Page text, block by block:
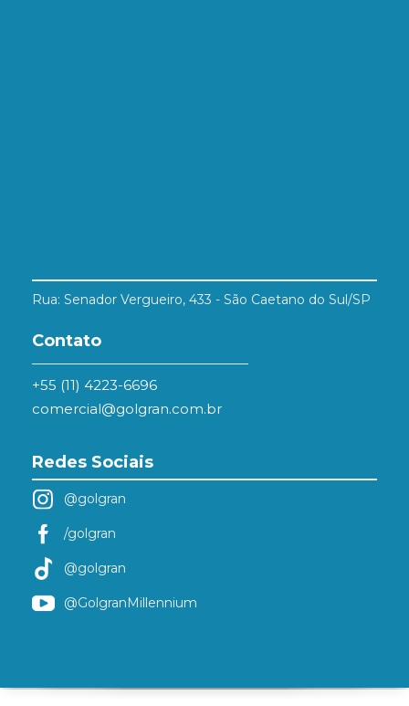
Rua: Senador Vergueiro, 433 - São Caetano do Sul/SP
Contato
+55 (11) 4223-6696
comercial@golgran.com.br
Redes Sociais
@golgran
/golgran
@golgran
@GolgranMillennium